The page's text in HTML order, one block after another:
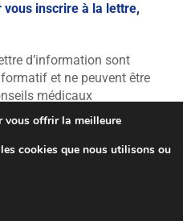
vous inscrire à la lettre,
d’information sont
et ne peuvent être
médicaux
ne devrait être
sur le contenu de
recommandé au lecteur
de santé dûment
sanitaires pour toute
et leur bien-être. Aucune
vous offrir la meilleure
cookies que nous utilisons ou